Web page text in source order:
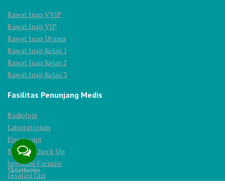
Rawat Inap VVIP
Rawat Inap VIP
Rawat Inap Utama
Rawat Inap Kelas 1
Rawat Inap Kelas 2
Rawat Inap Kelas 3
Fasilitas Penunjang Medis
Radiologi
Laboratorium
Fisioterapi
Medical Check Up
Instalasi Farmasi
Insalasi Gizi